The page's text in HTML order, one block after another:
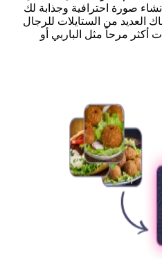
صورة احترافية وجذابة لك
العديد من الستايلات للرجال
أكثر مرحاً مثل الباربي أو